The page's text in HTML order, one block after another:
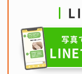
写真